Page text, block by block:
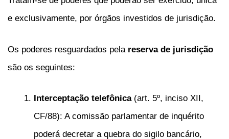
e exclusivamente, por órgãos investidos de jurisdição.
Os poderes resguardados pela reserva de jurisdição
são os seguintes:
Interceptação telefônica (art. 5º, inciso XII,
CF/88): A comissão parlamentar de inquérito
poderá decretar a quebra do sigilo bancário,